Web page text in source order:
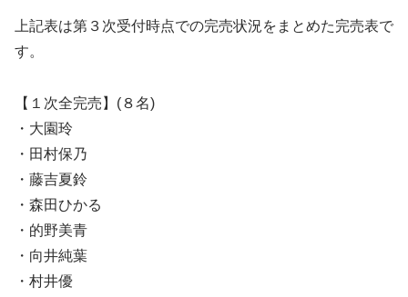
上記表は第３次受付時点での完売状況をまとめた完売表で
す。
【１次全完売】(８名)
・大園玲
・田村保乃
・藤吉夏鈴
・森田ひかる
・的野美青
・向井純葉
・村井優